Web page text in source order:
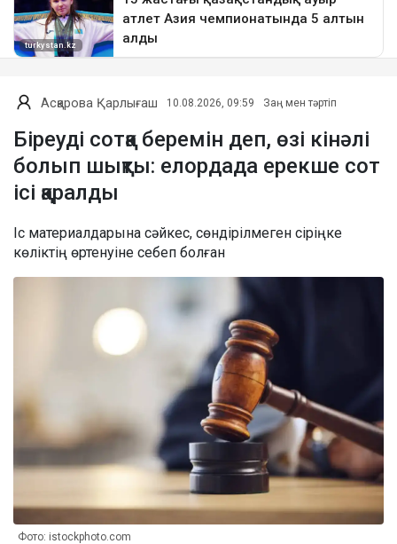
Асқарова Қарлығаш 10.08.2026, 09:59 Заң мен тәртіп
Біреуді сотқа беремін деп, өзі кінәлі
болып шықты: елордада ерекше сот
ісі қаралды
Іс материалдарына сәйкес, сөндірілмеген сіріңке
көліктің өртенуіне себеп болған
Фото: istockphoto.com